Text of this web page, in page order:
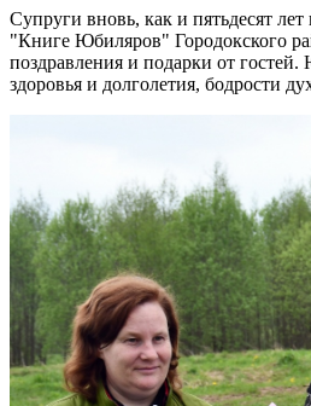
Супруги вновь, как и пятьдесят лет
"Книге Юбиляров" Городокского
поздравления и подарки от
здоровья и долголетия, бодрости